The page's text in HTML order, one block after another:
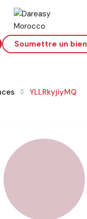
Soumettre un bien
YLLRkyjiyMQ